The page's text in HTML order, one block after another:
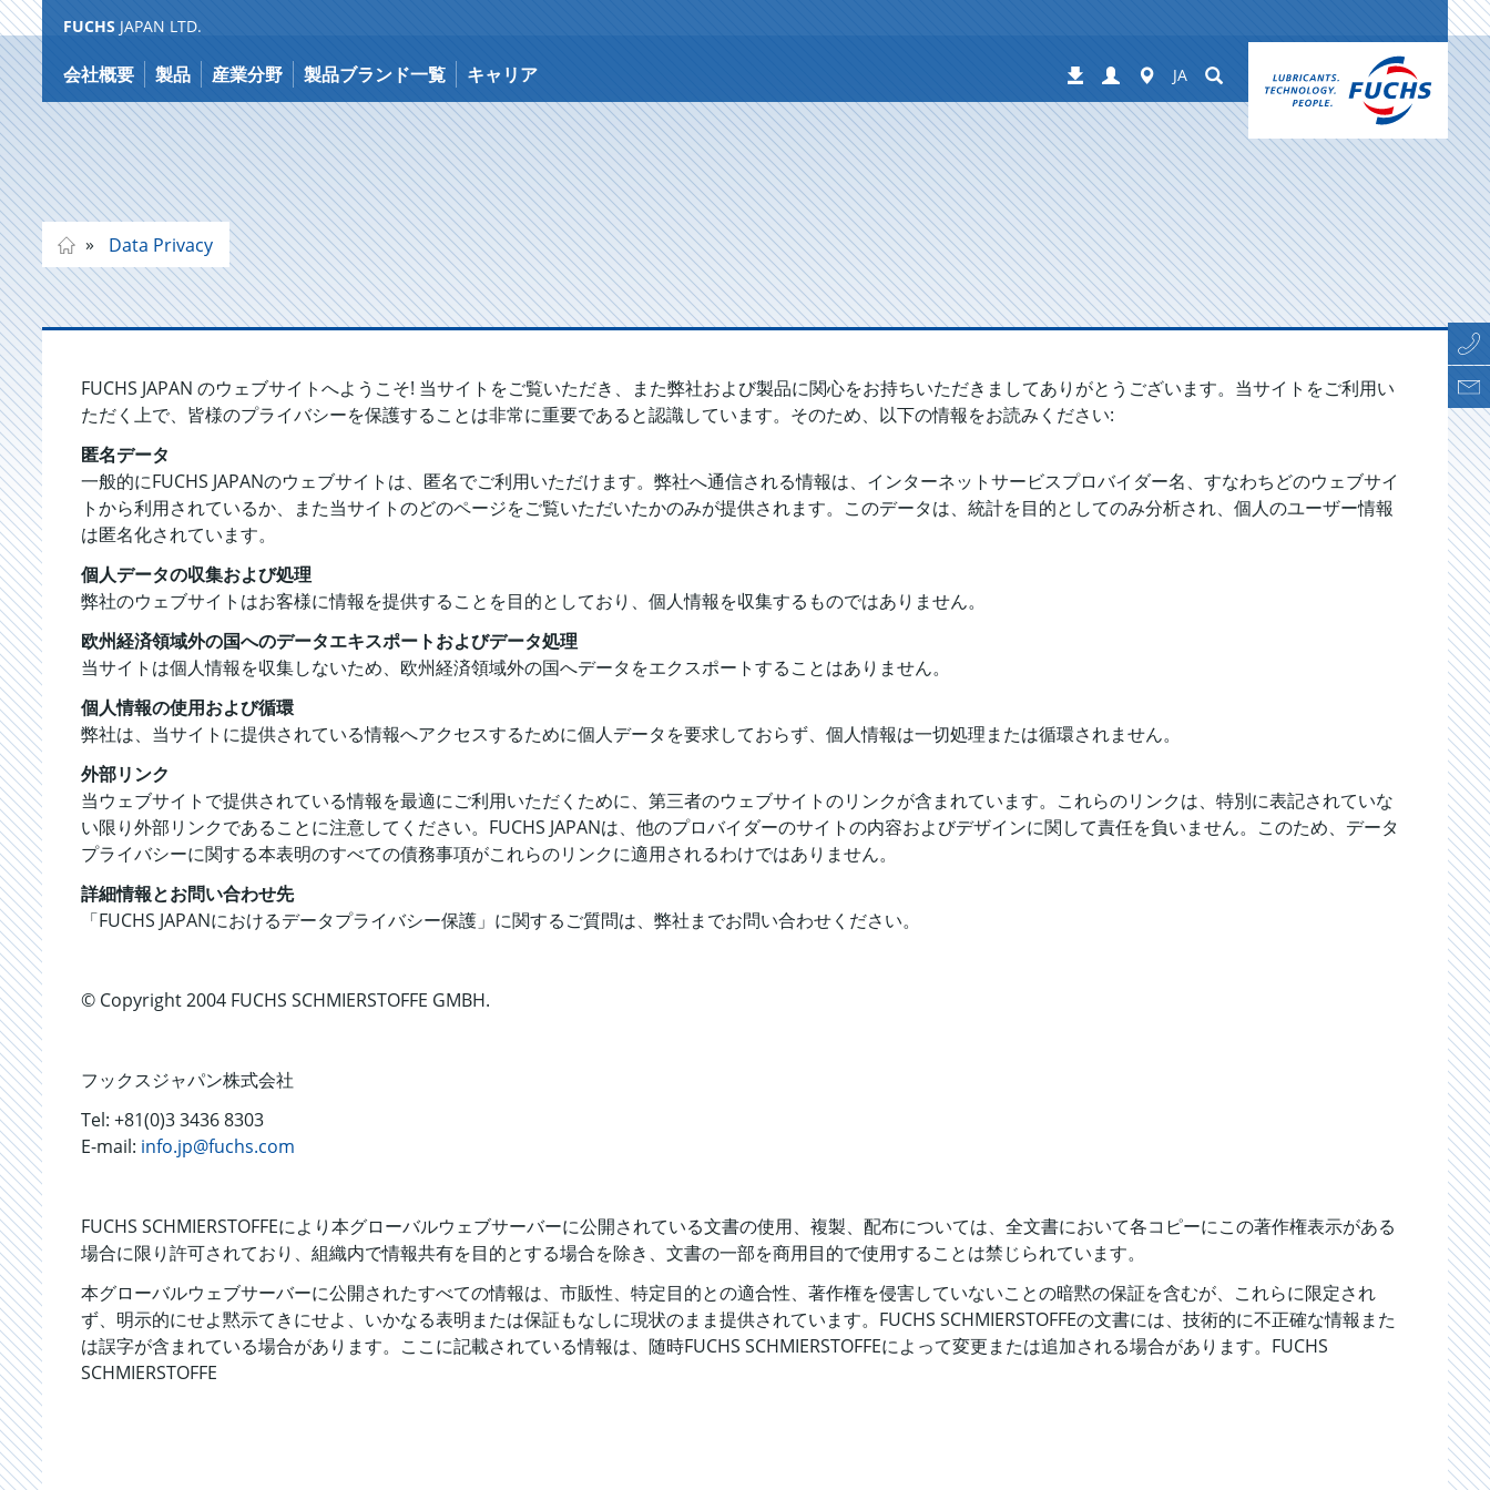
Jump
to
content
FUCHS JAPAN LTD.
会社概要 製品 産業分野 製品ブランド一覧 キャリア Downloads
Login Worldwide
JA Suchen
Data Privacy
FUCHS JAPAN のウェブサイトへようこそ! 当サイトをご覧いただき、また弊社および製品に関心をお持ちいただきましてありがとうございます。当サイトをご利用い
ただく上で、皆様のプライバシーを保護することは非常に重要であると認識しています。そのため、以下の情報をお読みください:
匿名データ
一般的にFUCHS JAPANのウェブサイトは、匿名でご利用いただけます。弊社へ通信される情報は、インターネットサービスプロバイダー名、すなわちどのウェブサイ
トから利用されているか、また当サイトのどのページをご覧いただいたかのみが提供されます。このデータは、統計を目的としてのみ分析され、個人のユーザー情報
は匿名化されています。
個人データの収集および処理
弊社のウェブサイトはお客様に情報を提供することを目的としており、個人情報を収集するものではありません。
欧州経済領域外の国へのデータエキスポートおよびデータ処理
当サイトは個人情報を収集しないため、欧州経済領域外の国へデータをエクスポートすることはありません。
個人情報の使用および循環
弊社は、当サイトに提供されている情報へアクセスするために個人データを要求しておらず、個人情報は一切処理または循環されません。
外部リンク
当ウェブサイトで提供されている情報を最適にご利用いただくために、第三者のウェブサイトのリンクが含まれています。これらのリンクは、特別に表記されていな
い限り外部リンクであることに注意してください。FUCHS JAPANは、他のプロバイダーのサイトの内容およびデザインに関して責任を負いません。このため、データ
プライバシーに関する本表明のすべての債務事項がこれらのリンクに適用されるわけではありません。
詳細情報とお問い合わせ先
「FUCHS JAPANにおけるデータプライバシー保護」に関するご質問は、弊社までお問い合わせください。
© Copyright 2004 FUCHS SCHMIERSTOFFE GMBH.
フックスジャパン株式会社
Tel: +81(0)3 3436 8303
E-mail: info.jp@fuchs.com
FUCHS SCHMIERSTOFFEにより本グローバルウェブサーバーに公開されている文書の使用、複製、配布については、全文書において各コピーにこの著作権表示がある
場合に限り許可されており、組織内で情報共有を目的とする場合を除き、文書の一部を商用目的で使用することは禁じられています。
本グローバルウェブサーバーに公開されたすべての情報は、市販性、特定目的との適合性、著作権を侵害していないことの暗黙の保証を含むが、これらに限定され
ず、明示的にせよ黙示てきにせよ、いかなる表明または保証もなしに現状のまま提供されています。FUCHS SCHMIERSTOFFEの文書には、技術的に不正確な情報また
は誤字が含まれている場合があります。ここに記載されている情報は、随時FUCHS SCHMIERSTOFFEによって変更または追加される場合があります。FUCHS
SCHMIERSTOFFE